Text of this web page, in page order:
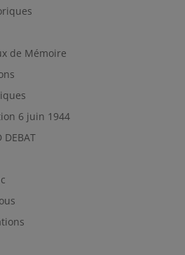
de Mémoire
6 juin 1944
DEBAT